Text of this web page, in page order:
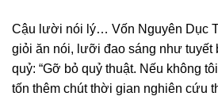
Cậu lười nói lý… Vốn Nguyên Dục
giỏi ăn nói, lưỡi đao sáng như tuyết
quỷ: “Gỡ bỏ quỷ thuật. Nếu không
tốn thêm chút thời gian nghiên cứu